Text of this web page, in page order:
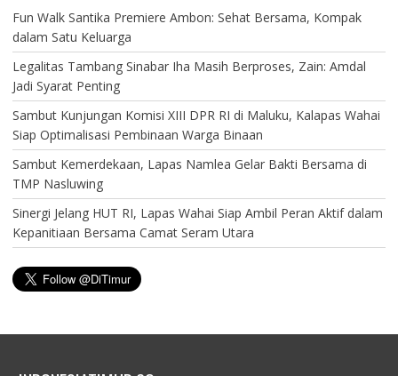
Fun Walk Santika Premiere Ambon: Sehat Bersama, Kompak
dalam Satu Keluarga
Legalitas Tambang Sinabar Iha Masih Berproses, Zain: Amdal
Jadi Syarat Penting
Sambut Kunjungan Komisi XIII DPR RI di Maluku, Kalapas Wahai
Siap Optimalisasi Pembinaan Warga Binaan
Sambut Kemerdekaan, Lapas Namlea Gelar Bakti Bersama di
TMP Nasluwing
Sinergi Jelang HUT RI, Lapas Wahai Siap Ambil Peran Aktif dalam
Kepanitiaan Bersama Camat Seram Utara